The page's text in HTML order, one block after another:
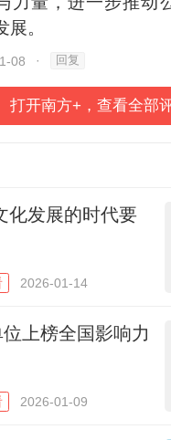
资于人的民生情
粤文坊”，到大而
、深圳图书馆北馆
《咏春》等精品
东加快推进现代公
政策标准制定、基
文化服务向优向好
化需求更加多元化
魂赋能、提质增效
展。
08 · 回复
打开南方+，查看全部
化发展的时代要
2026-01-14
上榜全国影响力
2026-01-09